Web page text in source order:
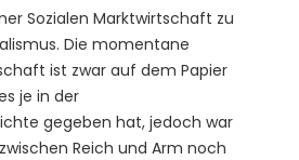
Sozialen Marktwirtschaft zu
Die momentane
ist zwar auf dem Papier
je in der
gegeben hat, jedoch war
Reich und Arm noch